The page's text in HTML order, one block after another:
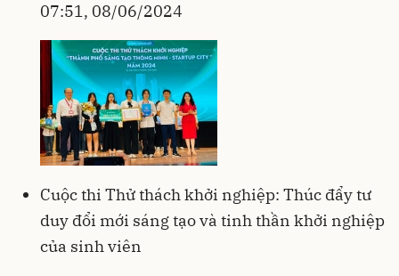
07:51, 08/06/2024
Cuộc thi Thử thách khởi nghiệp: Thúc đẩy tư
duy đổi mới sáng tạo và tinh thần khởi nghiệp
của sinh viên